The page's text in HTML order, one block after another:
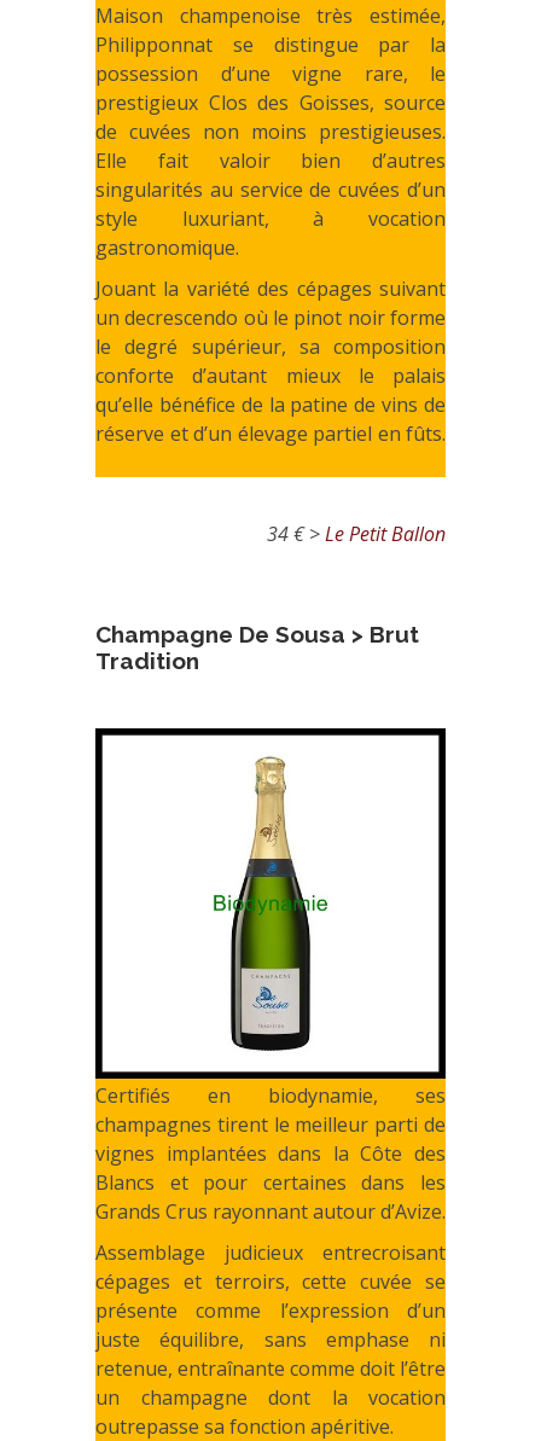
Maison champenoise très estimée,
Philipponnat se distingue par la
possession d’une vigne rare, le
prestigieux Clos des Goisses, source
de cuvées non moins prestigieuses.
Elle fait valoir bien d’autres
singularités au service de cuvées d’un
style luxuriant, à vocation
gastronomique.
Jouant la variété des cépages suivant
un decrescendo où le pinot noir forme
le degré supérieur, sa composition
conforte d’autant mieux le palais
qu’elle bénéfice de la patine de vins de
réserve et d’un élevage partiel en fûts.
34 € >Le Petit Ballon
Champagne De Sousa > Brut
Tradition
Certifiés en biodynamie, ses
champagnes tirent le meilleur parti de
vignes implantées dans la Côte des
Blancs et pour certaines dans les
Grands Crus rayonnant autour d’Avize.
Assemblage judicieux entrecroisant
cépages et terroirs, cette cuvée se
présente comme l’expression d’un
juste équilibre, sans emphase ni
retenue, entraînante comme doit l’être
un champagne dont la vocation
outrepasse sa fonction apéritive.